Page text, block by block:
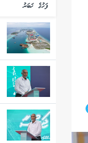
ފަހުގެ ޚަބަރު